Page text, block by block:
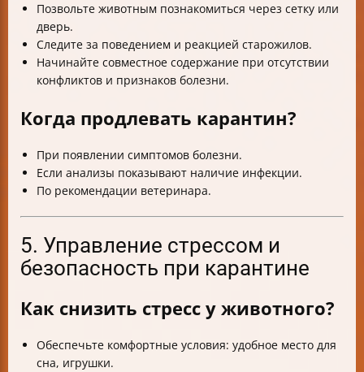
Позвольте животным познакомиться через сетку или
дверь.
Следите за поведением и реакцией старожилов.
Начинайте совместное содержание при отсутствии
конфликтов и признаков болезни.
Когда продлевать карантин?
При появлении симптомов болезни.
Если анализы показывают наличие инфекции.
По рекомендации ветеринара.
5. Управление стрессом и
безопасность при карантине
Как снизить стресс у животного?
Обеспечьте комфортные условия: удобное место для
сна, игрушки.